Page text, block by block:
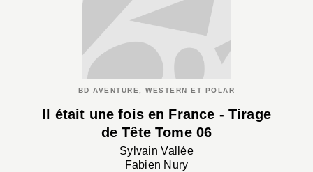
BD AVENTURE, WESTERN ET POLAR
Il était une fois en France - Tirage
de Tête Tome 06
Sylvain Vallée
Fabien Nury